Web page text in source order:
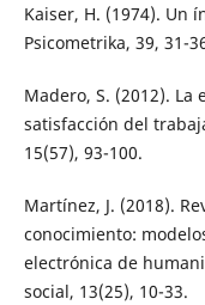
Kaiser, H. (1974). Un
Psicometrika, 39, 31-
Madero, S. (2012).
satisfacción del
15(57), 93-100.
Martínez, J. (2018).
conocimiento:
electrónica de
social, 13(25), 10-33.